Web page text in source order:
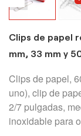
Clips de papel
mm, 33 mm y
Clips de papel,
uno), clip de
2/7 pulgadas,
inoxidable para